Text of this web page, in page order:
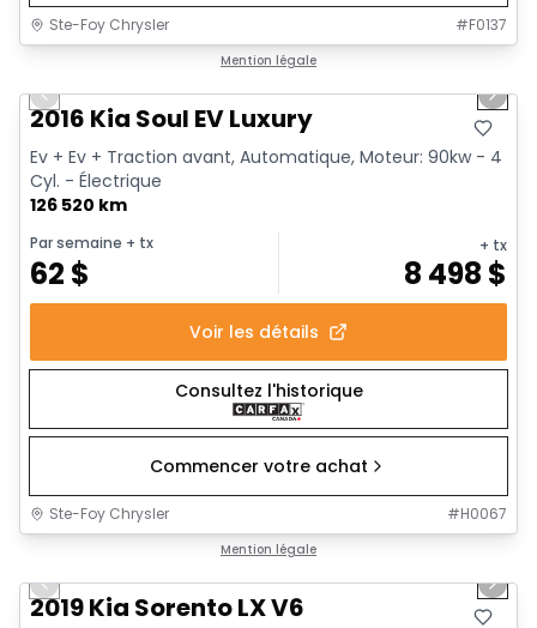
Ste-Foy Chrysler #F0137
Mention légale
Previous slide Next
2016 Kia Soul EV Luxury
Ev + Ev + Traction avant, Automatique, Moteur: 90kw - 4
Cyl. - Électrique
126 520 km
Par semaine + tx
62 $
+ tx
8 498 $
Voir les détails
Consultez l'historique
Commencer votre achat
Ste-Foy Chrysler #H0067
Mention légale
Previous slide Next
2019 Kia Sorento LX V6